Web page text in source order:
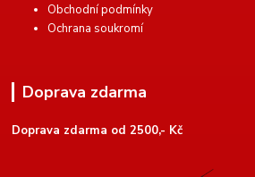
Obchodní podmínky
Ochrana soukromí
Doprava zdarma
Doprava zdarma od 2500,- Kč